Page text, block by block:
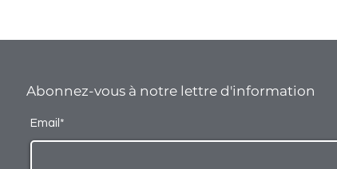
Abonnez-vous à notre lettre d'information
Email*